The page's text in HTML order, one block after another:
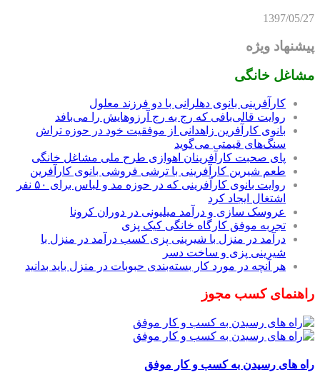
1397/05/27
پیشنهاد ویژه
مشاغل خانگی
کارآفرینی بانوی دهلرانی با دو فرزند معلول
روایت قالی‌بافی که رج به رج آرزوهایش را می‌بافد
بانوی کارآفرین زاهدانی از موفقیت خود در حوزه تراش
سنگ‌های قیمتی می‌گوید
پای صحبت کارآفرینان اهوازی طرح ملی مشاغل خانگی
طعم شیرین کارآفرینی با ترشی فروشی بانوی کارآفرین
روایت بانوی کارآفرینی که در حوزه مد و لباس برای ۵۰ نفر
اشتغال ایجاد کرد
عروسک سازی و درآمد میلیونی در دوران کرونا
تجربه موفق کارگاه خانگی کیک پزی
درآمد در منزل با شیرینی پزی کسب درآمد در منزل با
شیرینی پزی و ساخت دسر
هر آنچه در مورد کار بسته‌بندی حبوبات در منزل باید بدانید
راهنمای کسب مجوز
راه های رسیدن به کسب و کار موفق